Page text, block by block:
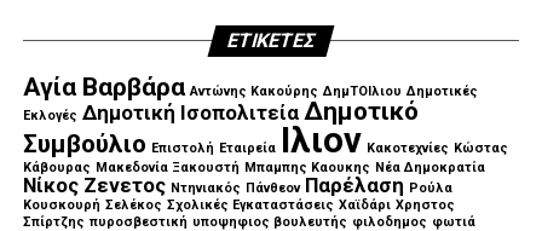
ΕΤΙΚΈΤΕΣ
Αγία Βαρβάρα Αντώνης Κακούρης ΔημΤΟΙλιου Δημοτικές
Εκλογές Δημοτική Ισοπολιτεία Δημοτικό
Συμβούλιο Επιστολή Εταιρεία Ιλιον Κακοτεχνίες Κώστας
Κάβουρας Μακεδονία Ξακουστή Μπαμπης Καουκης Νέα Δημοκρατία
Νίκος Ζενετος Ντηνιακός Πάνθεον Παρέλαση Ρούλα
Κουσκουρή Σελέκος Σχολικές Εγκαταστάσεις Χαϊδάρι Χρηστος
Σπίρτζης πυροσβεστική υποψηφιος βουλευτής φιλοδημος φωτιά